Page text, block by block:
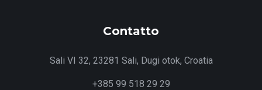
Contatto
Sali VI 32, 23281 Sali, Dugi otok, Croatia
+385 99 518 29 29